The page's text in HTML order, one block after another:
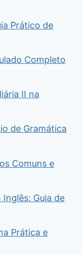
Prático de
Completo
II na
de Gramática
Comuns e
Guia de
Prática e